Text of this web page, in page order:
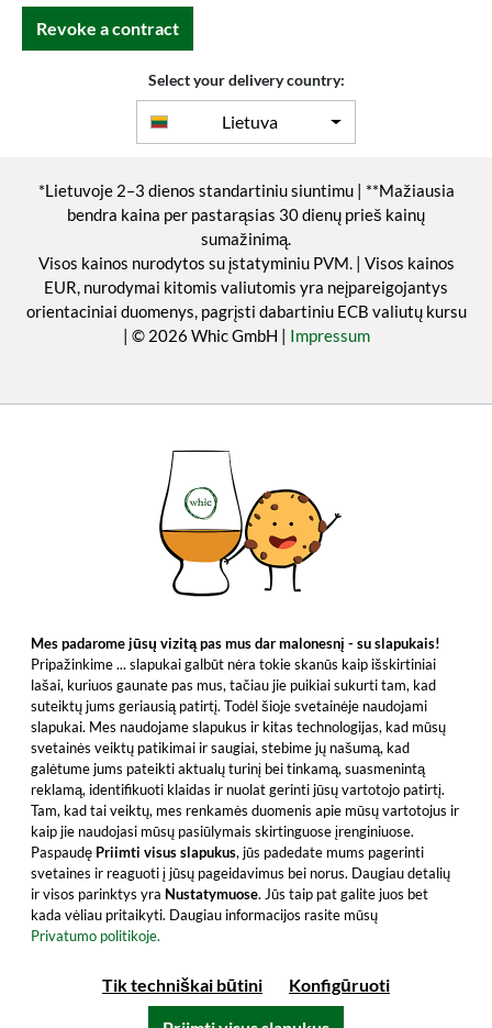
Revoke a contract
Select your delivery country:
Lietuva
*Lietuvoje 2–3 dienos standartiniu siuntimu | **Mažiausia
bendra kaina per pastarąsias 30 dienų prieš kainų
sumažinimą.
Visos kainos nurodytos su įstatyminiu PVM. | Visos kainos
EUR, nurodymai kitomis valiutomis yra neįpareigojantys
orientaciniai duomenys, pagrįsti dabartiniu ECB valiutų kursu
| © 2026 Whic GmbH | Impressum
Mes padarome jūsų vizitą pas mus dar malonesnį - su slapukais!
Pripažinkime ... slapukai galbūt nėra tokie skanūs kaip išskirtiniai
lašai, kuriuos gaunate pas mus, tačiau jie puikiai sukurti tam, kad
suteiktų jums geriausią patirtį. Todėl šioje svetainėje naudojami
slapukai. Mes naudojame slapukus ir kitas technologijas, kad mūsų
svetainės veiktų patikimai ir saugiai, stebime jų našumą, kad
galėtume jums pateikti aktualų turinį bei tinkamą, suasmenintą
reklamą, identifikuoti klaidas ir nuolat gerinti jūsų vartotojo patirtį.
Tam, kad tai veiktų, mes renkamės duomenis apie mūsų vartotojus ir
kaip jie naudojasi mūsų pasiūlymais skirtinguose įrenginiuose.
Paspaudę Priimti visus slapukus, jūs padedate mums pagerinti
svetaines ir reaguoti į jūsų pageidavimus bei norus. Daugiau detalių
ir visos parinktys yra Nustatymuose. Jūs taip pat galite juos bet
kada vėliau pritaikyti. Daugiau informacijos rasite mūsų
Privatumo politikoje.
Tik techniškai būtini Konfigūruoti